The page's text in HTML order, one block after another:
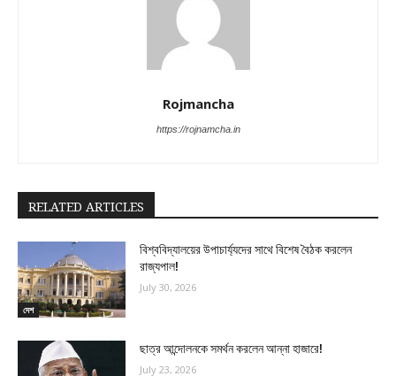
Rojmancha
https://rojnamcha.in
RELATED ARTICLES
দেশ
বিশ্ববিদ্যালয়ের উপাচার্য্যদের সাথে বিশেষ বৈঠক করলেন
রাজ্যপাল!
July 30, 2026
ছাত্র আন্দোলনকে সমর্থন করলেন আন্না হাজারে!
July 23, 2026